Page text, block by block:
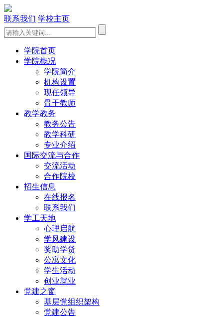
联系我们 学校主页
学院首页
学院概况
学院简介
机构设置
现任领导
骨干教师
教学教务
教务公告
教学科研
专业介绍
国际交流与合作
交流活动
合作院校
招生信息
在线报名
联系我们
学工天地
心理启航
学风建设
奖助学贷
公寓文化
学生活动
创业就业
党建之窗
基层党组织架构
党建公告